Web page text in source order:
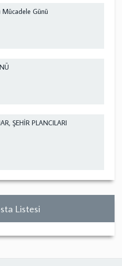
Mücadele Günü
ŞEHİR PLANCILARI
Listesi